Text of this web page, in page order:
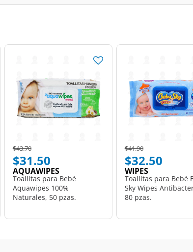
Price reduced from
$43.70to
$31.50
AQUAWIPES
Toallitas para Bebé
Aquawipes 100%
Naturales, 50 pzas.
Price reduced from
$41.90to
$32.50
WIPES
Toallitas para Bebé
Sky Wipes
80 pzas.